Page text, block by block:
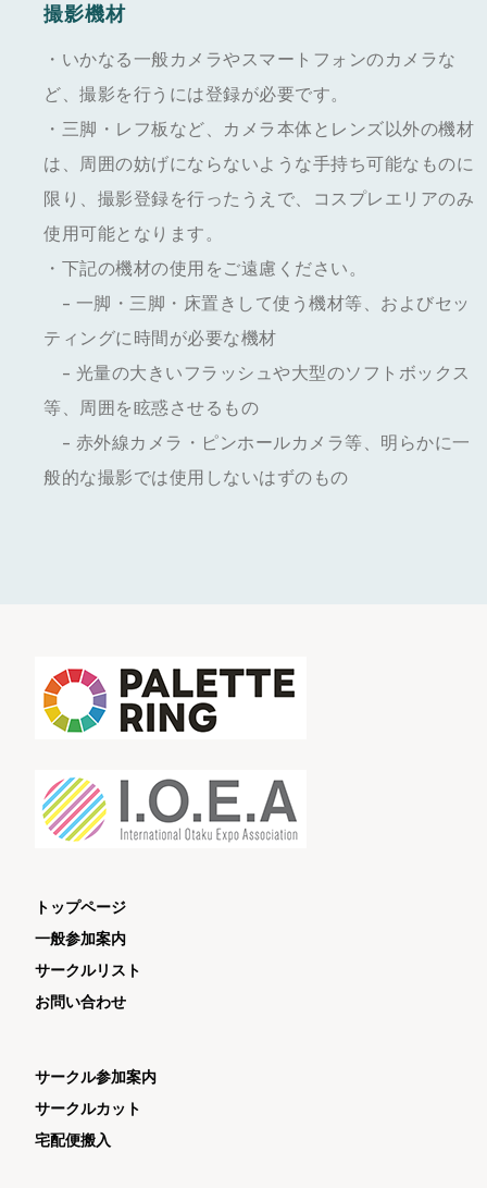
撮影機材
・いかなる一般カメラやスマートフォンのカメラな
ど、撮影を行うには登録が必要です。
・三脚・レフ板など、カメラ本体とレンズ以外の機材
は、周囲の妨げにならないような手持ち可能なものに
限り、撮影登録を行ったうえで、コスプレエリアのみ
使用可能となります。
・下記の機材の使用をご遠慮ください。
- 一脚・三脚・床置きして使う機材等、およびセッ
ティングに時間が必要な機材
- 光量の大きいフラッシュや大型のソフトボックス
等、周囲を眩惑させるもの
- 赤外線カメラ・ピンホールカメラ等、明らかに一
般的な撮影では使用しないはずのもの
トップページ
一般参加案内
サークルリスト
お問い合わせ
サークル参加案内
サークルカット
宅配便搬入